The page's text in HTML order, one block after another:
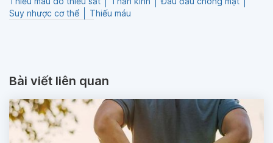
Suy nhược cơ thể
Thiếu máu
Bài viết liên quan